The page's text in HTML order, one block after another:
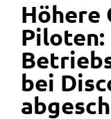
Höhere
Piloten:
bei